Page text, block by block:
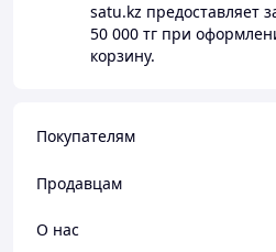
satu.kz предоставляет
50 000 тг при
корзину.
Покупателям
Продавцам
О нас